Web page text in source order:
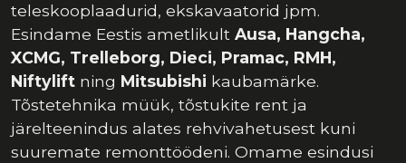
teleskooplaadurid, ekskavaatorid jpm.
Esindame Eestis ametlikult Ausa, Hangcha,
XCMG, Trelleborg, Dieci, Pramac, RMH,
Niftylift ning Mitsubishi kaubamärke.
Tõstetehnika müük, tõstukite rent ja
järelteenindus alates rehvivahetusest kuni
suuremate remonttöödeni. Omame esindusi